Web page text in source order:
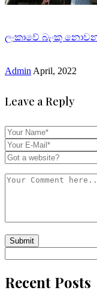
ලංකාවේ බැංකු
Admin April, 2022
Leave a Reply
for:
Recent Posts